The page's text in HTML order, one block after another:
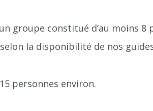
groupe constitué d’au moins
la disponibilité de nos
personnes environ.